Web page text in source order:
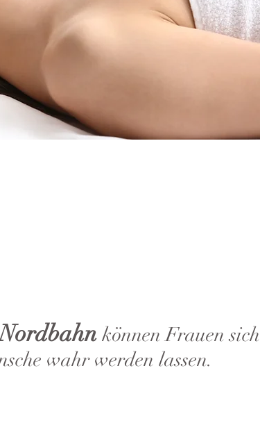
können Frauen sich
wahr werden lassen.